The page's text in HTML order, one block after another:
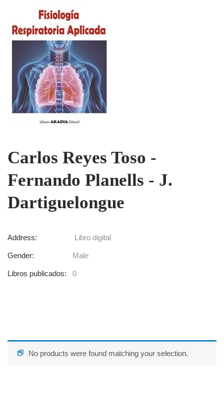
Carlos Reyes Toso -
Fernando Planells - J.
Dartiguelongue
Address: Libro digital
Gender: Male
Libros publicados: 0
No products were found matching your selection.